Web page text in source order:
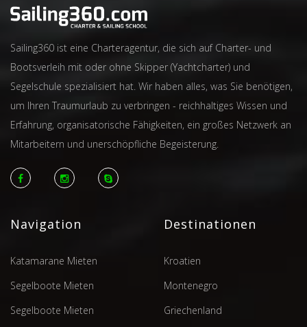
Sailing360 ist eine Charteragentur, die sich auf Charter- und
Bootsverleih mit oder ohne Skipper (Yachtcharter) und
Segelschule spezialisiert hat. Wir haben alles, was Sie benötigen,
um Ihren Traumurlaub zu verbringen - reichhaltiges Wissen und
Erfahrung, organisatorische Fähigkeiten, ein großes Netzwerk an
Mitarbeitern und unerschöpfliche Begeisterung.
Navigation
Katamarane Mieten
Segelboote Mieten
Segelboote Mieten
Destinationen
Kroatien
Montenegro
Griechenland